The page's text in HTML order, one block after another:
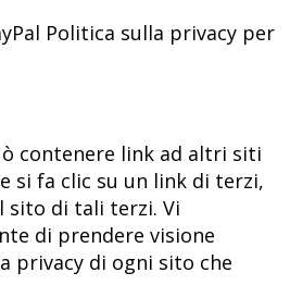
Politica sulla privacy per
contenere link ad altri siti
si fa clic su un link di terzi,
sito di tali terzi. Vi
di prendere visione
privacy di ogni sito che